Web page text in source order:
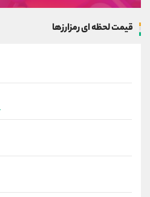
قیمت لحظه ای رمزارزها